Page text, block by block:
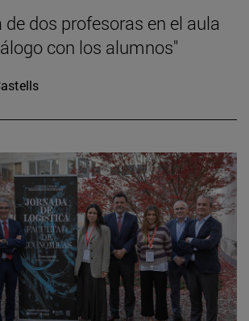
de dos profesoras en el aula
con los alumnos"